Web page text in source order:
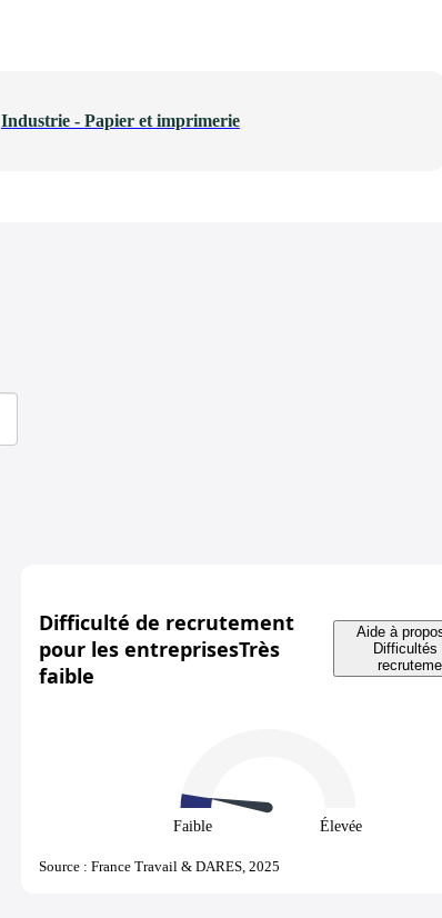
Industrie - Papier et imprimerie
Difficulté de recrutement
pour les entreprisesTrès
faible
Aide à
Difficultés
Faible Élevée
Source : France Travail & DARES, 2025